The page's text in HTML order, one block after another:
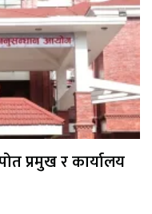
प्रमुख र कार्यालय